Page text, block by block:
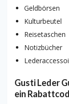
Geldbörsen
Kulturbeutel
Reisetaschen
Notizbücher
Gusti Leder
ein